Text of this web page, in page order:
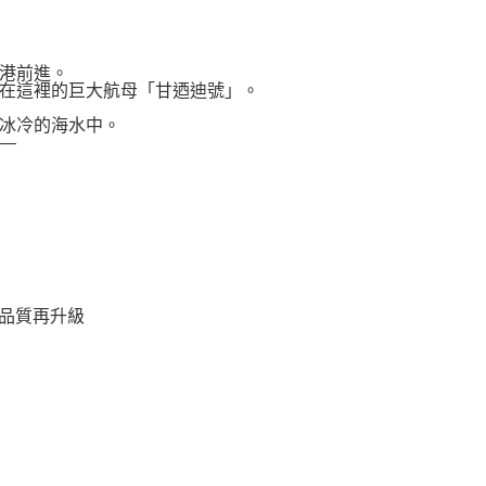
前進。
這裡的巨大航母「甘迺迪號」。
冷的海水中。
質再升級